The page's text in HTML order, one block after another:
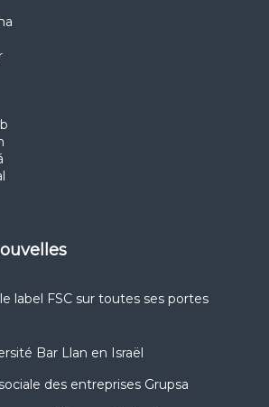
label FSC sur toutes ses portes
Bar Llan en Israël
des entreprises Grupsa